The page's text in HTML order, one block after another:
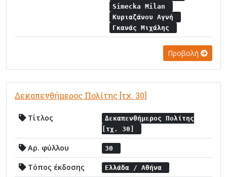
Simecka Milan
Κυριαζάνου Αγνή
Γκανάς Μιχάλης
Προβολή
Δεκαπενθήμερος Πολίτης [τχ. 30]
Τίτλος
Δεκαπενθήμερος Πολίτης
[τχ. 30]
Αρ. φύλλου 30
Τόπος έκδοσης Ελλάδα / Αθήνα